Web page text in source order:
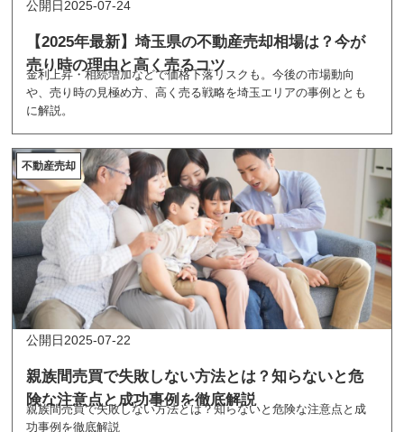
【2025年最新】埼玉県の不動産売却相場は？今が
売り時の理由と高く売るコツ
2025-07-24
金利上昇・相続増加などで価格下落リスクも。今後の市場動向
や、売り時の見極め方、高く売る戦略を埼玉エリアの事例ととも
に解説。
不動産売却
親族間売買で失敗しない方法とは？知らないと危
険な注意点と成功事例を徹底解説
2025-07-22
親族間売買で失敗しない方法とは？知らないと危険な注意点と成
功事例を徹底解説